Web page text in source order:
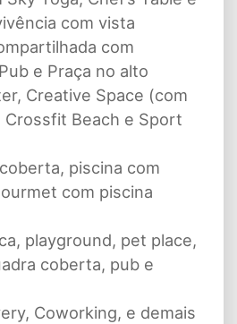
com vista
com
e Praça no alto
Creative Space (com
Beach e Sport
piscina com
com piscina
playground, pet place,
coberta, pub e
Coworking, e demais